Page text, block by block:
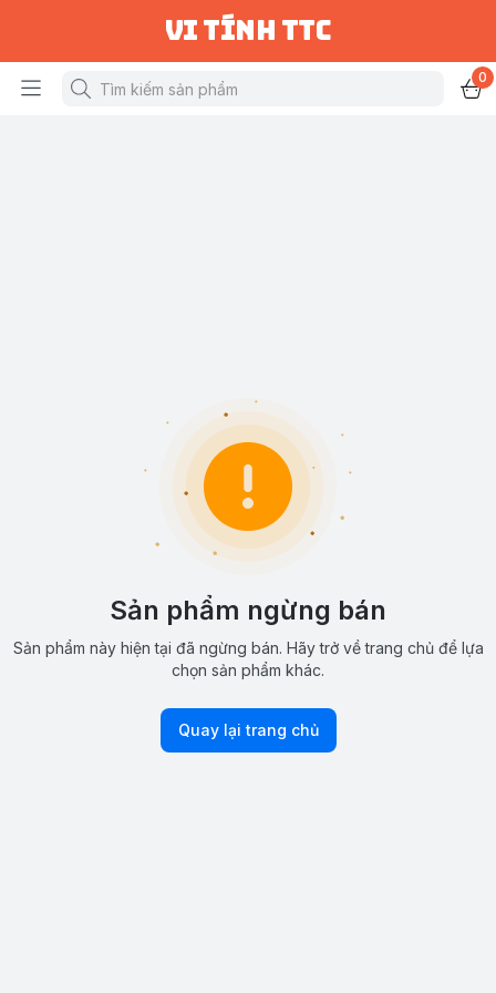
vi tính ttc
0
Sản phẩm ngừng bán
Sản phẩm này hiện tại đã ngừng bán. Hãy trở về trang chủ để lựa
chọn sản phẩm khác.
Quay lại trang chủ